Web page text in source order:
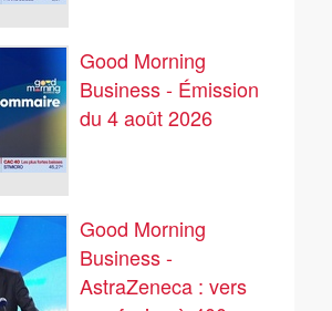
Good Morning
Business - Émission
du 4 août 2026
Good Morning
Business -
AstraZeneca : vers